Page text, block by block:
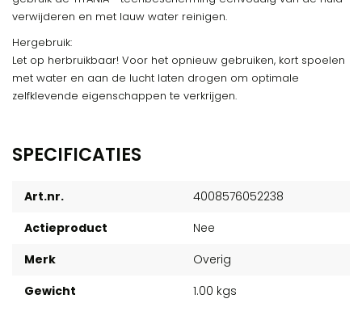
verwijderen en met lauw water reinigen.
Hergebruik:
Let op herbruikbaar! Voor het opnieuw gebruiken, kort spoelen
met water en aan de lucht laten drogen om optimale
zelfklevende eigenschappen te verkrijgen.
SPECIFICATIES
Art.nr.
4008576052238
Actieproduct
Nee
Merk
Overig
Gewicht
1.00 kgs